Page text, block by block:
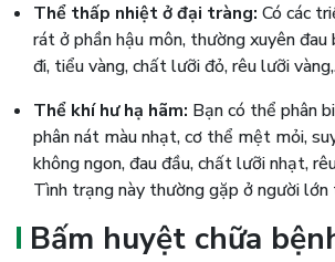
Thể thấp nhiệt ở đại tràng: Có các
rát ở phần hậu môn, thường xuyên đau
đi, tiểu vàng, chất lưỡi đỏ, rêu lưỡi
Thể khí hư hạ hãm: Bạn có thể phân
phân nát màu nhạt, cơ thể mệt mỏi,
không ngon, đau đầu, chất lưỡi nhạt,
Tình trạng này thường gặp ở người lớn
Bấm huyệt chữa